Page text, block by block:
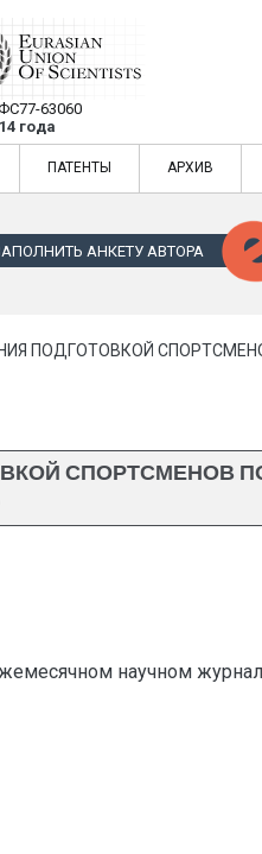
— публикация
63060
года
научных статей в
ПАТЕНТЫ АРХИВ
АНКЕТУ АВТОРА
ПОДГОТОВКОЙ
СПОРТСМЕНОВ
научном